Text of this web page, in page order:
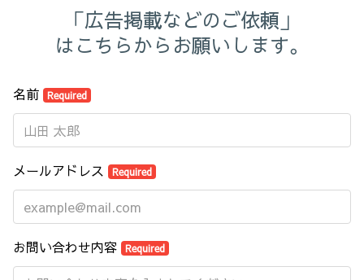
「広告掲載などのご依頼」
はこちらからお願いします。
名前 Required
メールアドレス Required
お問い合わせ内容 Required